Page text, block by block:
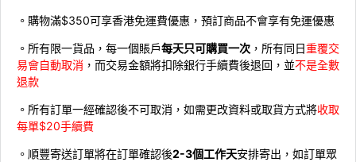
。購物滿$350可享香港免運費優惠，預訂商品不會享有免運優惠
。所有限一貨品，每一個賬戶每天只可購買一次 ，所有同日重覆交
易會自動取消 ，而交易金額將扣除銀行手續費後退回，並不是全數
退款
。所有訂單一經確認後不可取消，如需更改資料或取貨方式將收取
每單$20手續費
。順豐寄送訂單將在訂單確認後2-3個工作天安排寄出，如訂單眾